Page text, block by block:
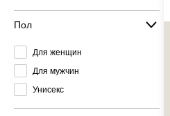
Пол
Для женщин
Для мужчин
Унисекс